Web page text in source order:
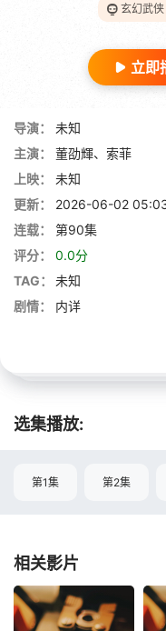
玄幻武侠
立即
导演：
未知
主演：
董劭輝、索菲
上映：
未知
更新：
2026-06-02
连载：
第90集
评分：
0.0分
TAG：
未知
剧情：
内详
选集播放:
第1集 第2集
相关影片